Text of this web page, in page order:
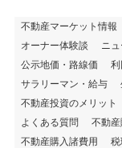
不動産マーケット情報
オーナー体験談
ニ
公示地価・路線価
利
サラリーマン・給与
不動産投資のメリット
よくある質問
不動産
不動産購入諸費用